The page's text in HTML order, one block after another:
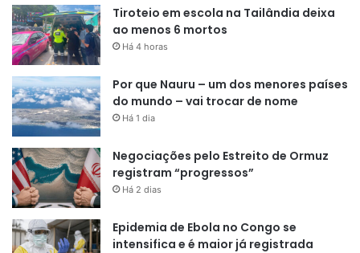
Tiroteio em escola na Tailândia deixa
ao menos 6 mortos
Há 4 horas
Por que Nauru – um dos menores países
do mundo – vai trocar de nome
Há 1 dia
Negociações pelo Estreito de Ormuz
registram “progressos”
Há 2 dias
Epidemia de Ebola no Congo se
intensifica e é maior já registrada